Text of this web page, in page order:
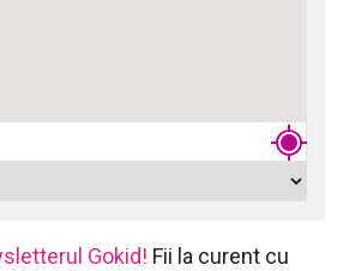
Gokid! Fii la curent cu